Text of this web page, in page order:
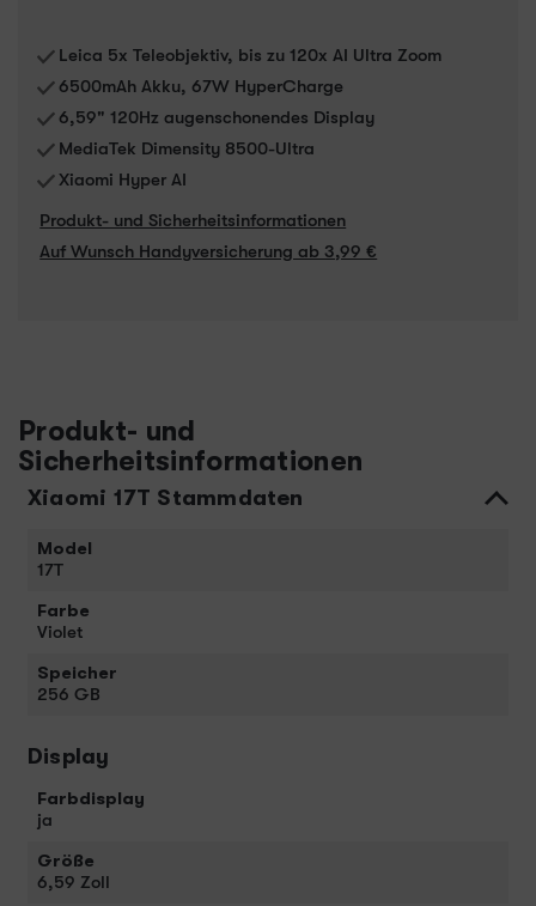
Leica 5x Teleobjektiv, bis zu 120x AI Ultra Zoom
6500mAh Akku, 67W HyperCharge
6,59" 120Hz augenschonendes Display
MediaTek Dimensity 8500-Ultra
Xiaomi Hyper AI
Produkt- und Sicherheitsinformationen
Auf Wunsch Handyversicherung ab 3,99 €
Produkt- und
Sicherheitsinformationen
Xiaomi 17T Stammdaten
Model
17T
Farbe
Violet
Speicher
256 GB
Display
Farbdisplay
ja
Größe
6,59 Zoll